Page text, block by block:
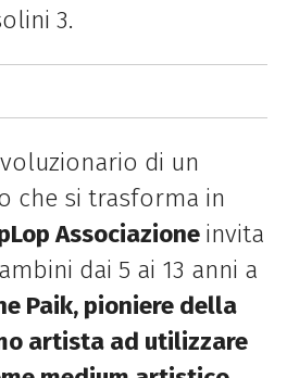
3.
di un
che si trasforma in
Associazione invita
dai 5 ai 13 anni a
Paik, pioniere della
artista ad utilizzare